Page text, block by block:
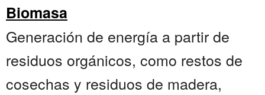
Biomasa
Generación de energía a partir de
residuos orgánicos, como restos de
cosechas y residuos de madera,